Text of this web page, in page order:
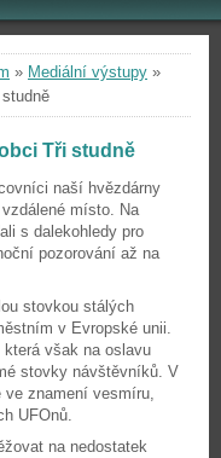
» Mediální výstupy »
Tři studně
naší hvězdárny
místo. Na
s dalekohledy pro
pozorování až na
stovkou stálých
v Evropské unii.
která však na oslavu
stovky návštěvníků. V
ve znamení vesmíru,
UFOnů.
na nedostatek